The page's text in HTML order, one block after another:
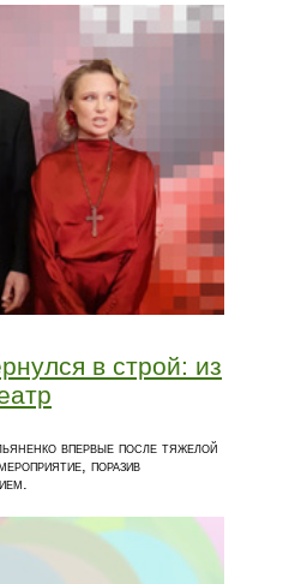
в строй: из
впервые после тяжелой
поразив